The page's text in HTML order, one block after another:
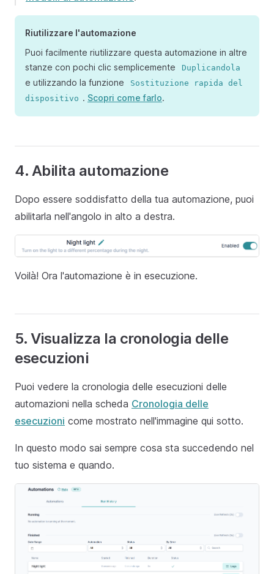
Riutilizzare l'automazione
Puoi facilmente riutilizzare questa automazione in altre
stanze con pochi clic semplicemente
Duplicandola
e utilizzando la funzione
Sostituzione rapida del
dispositivo . Scopri come farlo.
4. Abilita automazione
Dopo essere soddisfatto della tua automazione, puoi
abilitarla nell'angolo in alto a destra.
Voilà! Ora l'automazione è in esecuzione.
5. Visualizza la cronologia delle
esecuzioni
Puoi vedere la cronologia delle esecuzioni delle
automazioni nella scheda Cronologia delle
esecuzioni come mostrato nell'immagine qui sotto.
In questo modo sai sempre cosa sta succedendo nel
tuo sistema e quando.